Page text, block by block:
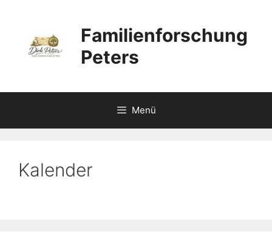
springen
Familienforschung
Peters
Menü
Kalender